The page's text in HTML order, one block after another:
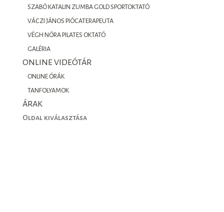
SZABÓ KATALIN ZUMBA GOLD SPORTOKTATÓ
VÁCZI JÁNOS PIÓCATERAPEUTA
VÉGH NÓRA PILATES OKTATÓ
GALÉRIA
ONLINE VIDEÓTÁR
ONLINE ÓRÁK
TANFOLYAMOK
ÁRAK
Oldal kiválasztása